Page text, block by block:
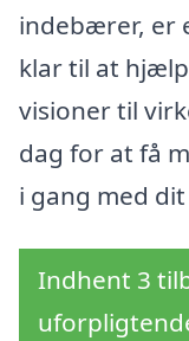
indebærer, er
klar til at
visioner til
dag for at få
i gang med
Indhent 3